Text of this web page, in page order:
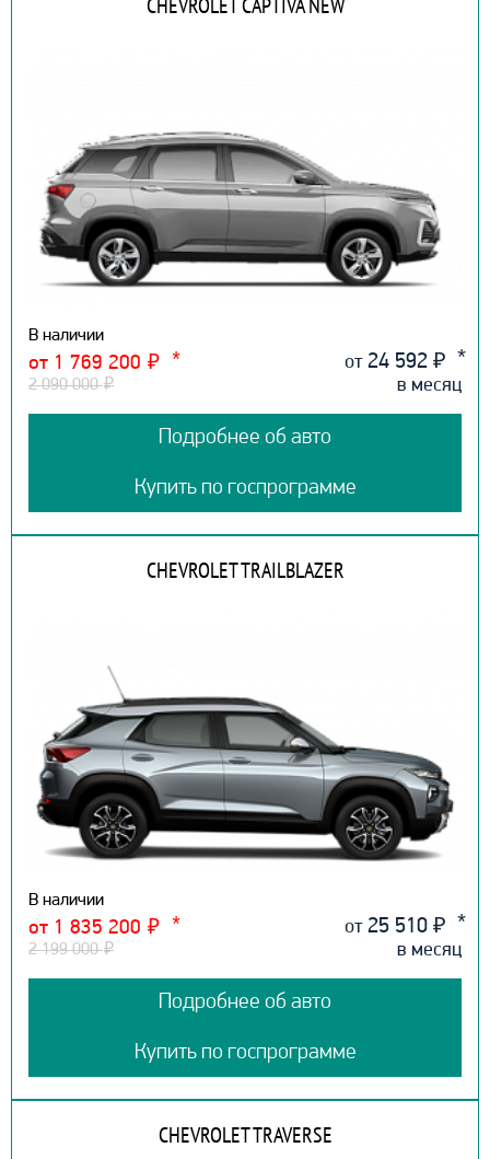
CHEVROLET CAPTIVA NEW
В наличии
от 1 769 200 ₽
2 090 000₽
от 24 592 ₽
в месяц
Подробнее об авто
Купить по госпрограмме
CHEVROLET TRAILBLAZER
В наличии
от 1 835 200 ₽
2 199 000₽
от 25 510 ₽
в месяц
Подробнее об авто
Купить по госпрограмме
CHEVROLET TRAVERSE